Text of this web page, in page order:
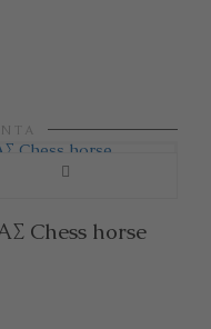
Chess horse